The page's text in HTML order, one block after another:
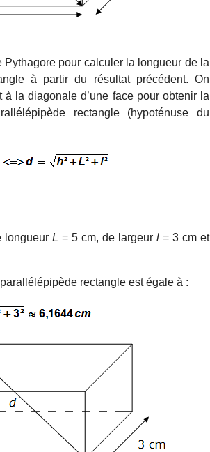
pour calculer la longueur de la
à partir du résultat précédent. On
la diagonale d’une face pour obtenir la
rectangle (hypoténuse du
longueur L = 5 cm, de largeur l = 3 cm et
rectangle est égale à :